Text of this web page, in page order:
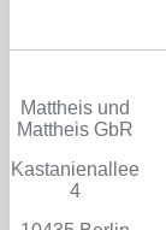
Mattheis und
Mattheis GbR
Kastanienallee
4